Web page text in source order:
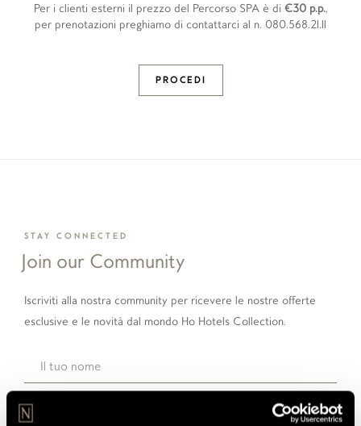
Per i clienti esterni il prezzo del Percorso SPA è di €30 p.p.,
per prenotazioni preghiamo di contattarci al n. 080.568.21.11
PROCEDI
STAY CONNECTED
Join our Community
Iscriviti alla nostra community per ricevere le nostre offerte
esclusive e le novità dal mondo Ho Hotels Collection.